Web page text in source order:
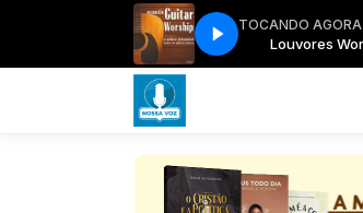
TOCANDO AGORA
Louvores Worship Louvores
Louvor com Pr. Helon e Missionária LeilaSublime